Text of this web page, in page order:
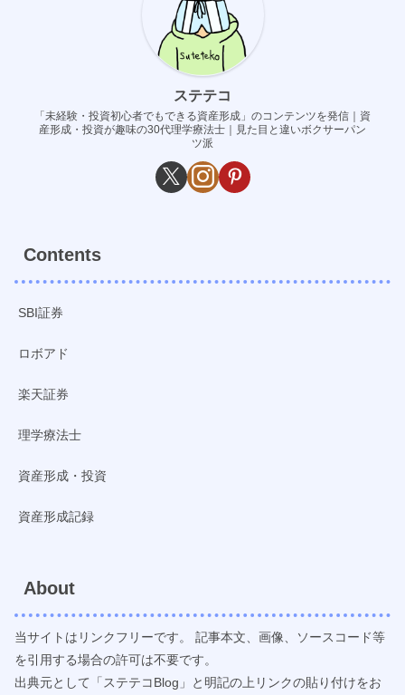
ステテコ
「未経験・投資初心者でもできる資産形成」のコンテンツを発信｜資
産形成・投資が趣味の30代理学療法士｜見た目と違いボクサーパン
ツ派
Contents
SBI証券
ロボアド
楽天証券
理学療法士
資産形成・投資
資産形成記録
About
当サイトはリンクフリーです。 記事本文、画像、ソースコード等
を引用する場合の許可は不要です。
出典元として「ステテコBlog」と明記の上リンクの貼り付けをお